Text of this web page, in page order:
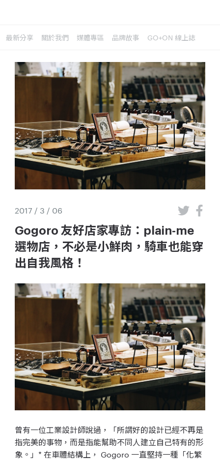
最新分享 關於我們 媒體專區 品牌故事 GO+ON 線上誌
2017 / 3 / 06
Gogoro 友好店家專訪：plain-me
選物店，不必是小鮮肉，騎車也能穿
出自我風格！
曾有一位工業設計師說過，「所謂好的設計已經不再是
指完美的事物，而是指能幫助不同人建立自己特有的形
象。」* 在車體結構上， Gogoro 一直堅持一種「化繁